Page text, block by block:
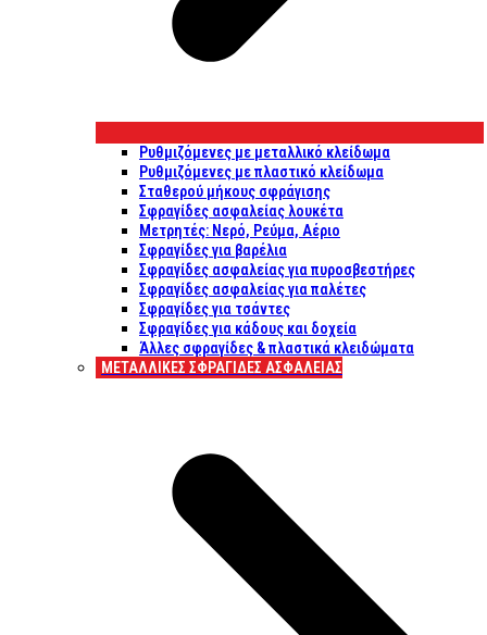
Ρυθμιζόμενες με μεταλλικό κλείδωμα
Ρυθμιζόμενες με πλαστικό κλείδωμα
Σταθερού μήκους σφράγισης
Σφραγίδες ασφαλείας λουκέτα
Μετρητές: Νερό, Ρεύμα, Αέριο
Σφραγίδες για βαρέλια
Σφραγίδες ασφαλείας για πυροσβεστήρες
Σφραγίδες ασφαλείας για παλέτες
Σφραγίδες για τσάντες
Σφραγίδες για κάδους και δοχεία
Άλλες σφραγίδες & πλαστικά κλειδώματα
ΜΕΤΑΛΛΙΚΕΣ ΣΦΡΑΓΙΔΕΣ ΑΣΦΑΛΕΙΑΣ